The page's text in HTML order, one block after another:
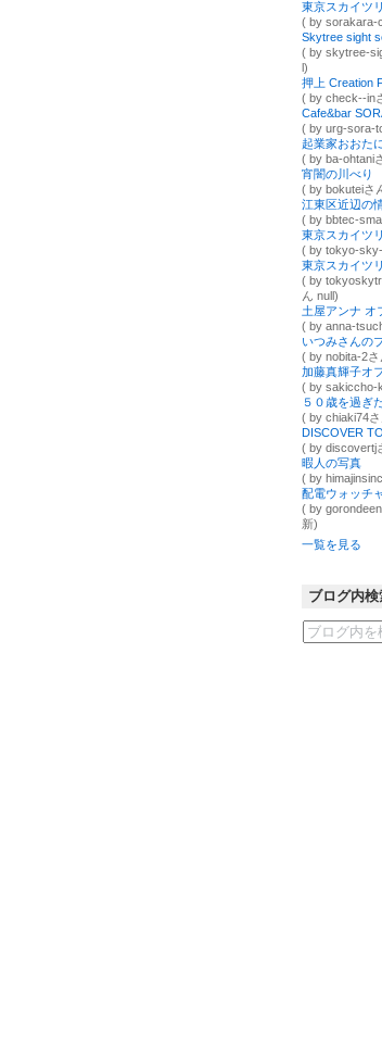
( by sorakara-
Skytree sight
( by skytree-
l)
( by check--in
Cafe&bar
( by urg-sora-
( by ba-ohtani
宵闇の川べり
( by bokuteiさ
( by bbtec-
( by tokyo-
( by
ん null)
( by anna-
いつみさんの
( by nobita-2さ
( by sakiccho-
( by chiaki74さ
( by discovertj
暇人の写真
( by
( by
新)
一覧を見る
ブログ内検